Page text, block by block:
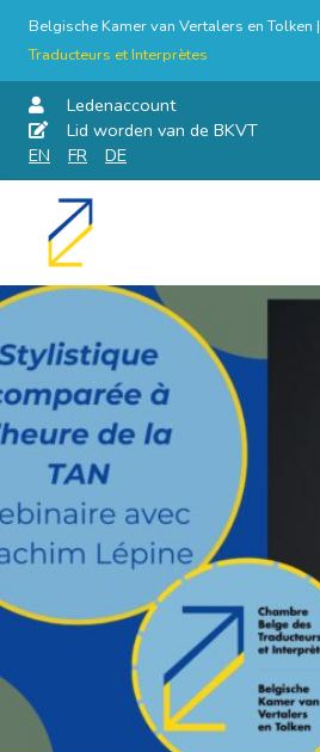
Belgische Kamer van Vertalers en Tolken |
Traducteurs et Interprètes
Ledenaccount
Lid worden van de BKVT
EN
FR DE
Skip
content